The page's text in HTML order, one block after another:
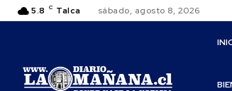
5.8 C Talca sábado, agosto 8, 2026